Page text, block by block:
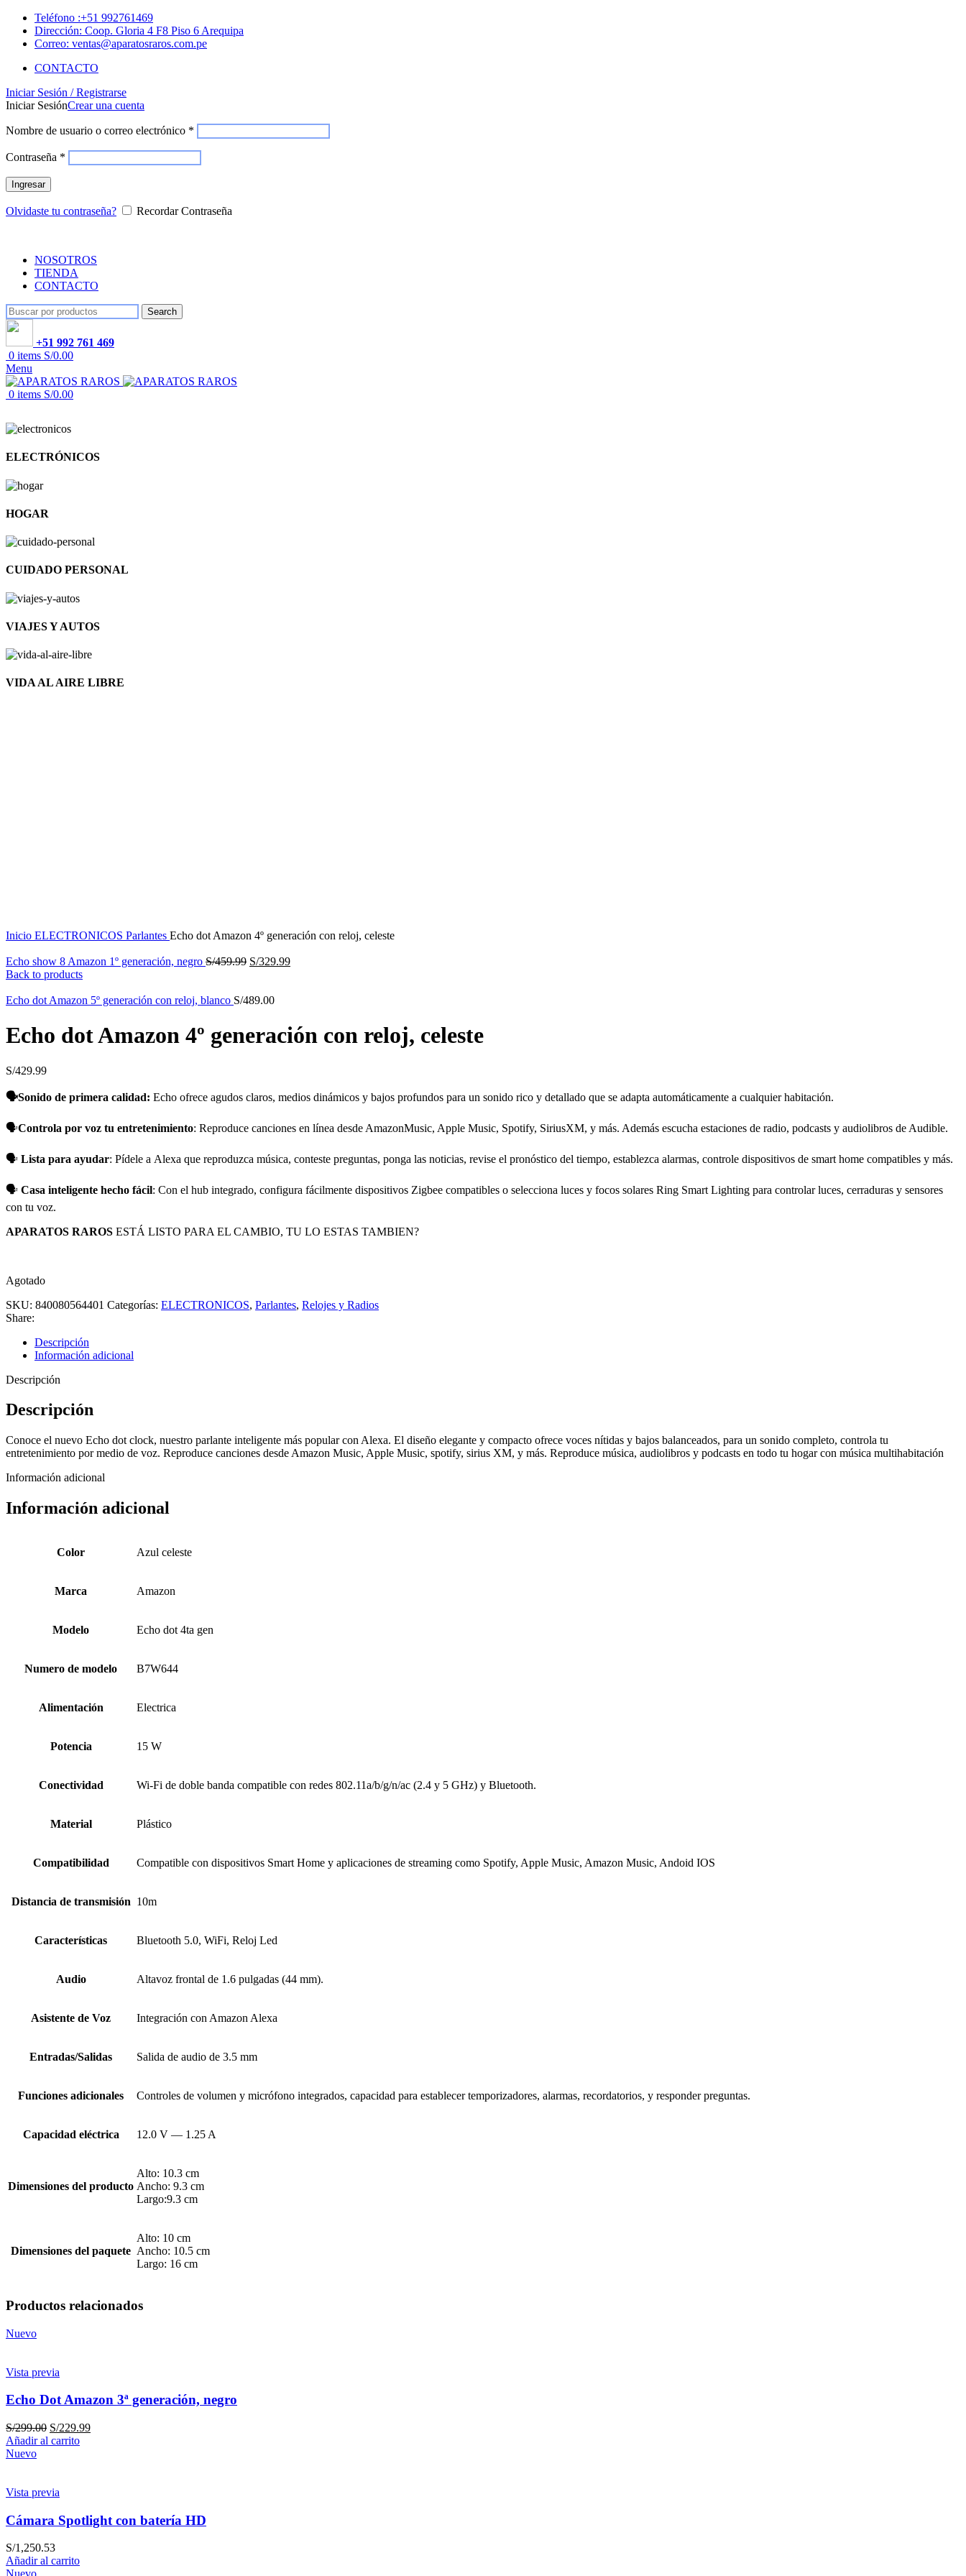
Teléfono :+51 992761469
Dirección: Coop. Gloria 4 F8 Piso 6 Arequipa
Correo: ventas@aparatosraros.com.pe
CONTACTO
Iniciar Sesión / Registrarse
Iniciar SesiónCrear una cuenta
Nombre de usuario o correo electrónico *
Contraseña *
Ingresar
Olvidaste tu contraseña? Recordar Contraseña
NOSOTROS
TIENDA
CONTACTO
Search
+51 992 761 469
0 items S/0.00
Menu
0 items S/0.00
ELECTRÓNICOS
HOGAR
CUIDADO PERSONAL
VIAJES Y AUTOS
VIDA AL AIRE LIBRE
Inicio ELECTRONICOS Parlantes Echo dot Amazon 4º generación con reloj, celeste
Echo show 8 Amazon 1º generación, negro S/459.99 S/329.99
Back to products
Echo dot Amazon 5º generación con reloj, blanco S/489.00
Echo dot Amazon 4º generación con reloj, celeste
S/429.99
🗣️Sonido de primera calidad: Echo ofrece agudos claros, medios dinámicos y bajos profundos para un sonido rico y detallado que se adapta automáticamente a cualquier habitación.
🗣️Controla por voz tu entretenimiento: Reproduce canciones en línea desde AmazonMusic, Apple Music, Spotify, SiriusXM, y más. Además escucha estaciones de radio, podcasts y audiolibros de Audible.
🗣️ Lista para ayudar: Pídele a Alexa que reproduzca música, conteste preguntas, ponga las noticias, revise el pronóstico del tiempo, establezca alarmas, controle dispositivos de smart home compatibles y más.
🗣️ Casa inteligente hecho fácil: Con el hub integrado, configura fácilmente dispositivos Zigbee compatibles o selecciona luces y focos solares Ring Smart Lighting para controlar luces, cerraduras y sensores
con tu voz.
APARATOS RAROS ESTÁ LISTO PARA EL CAMBIO, TU LO ESTAS TAMBIEN?
Agotado
SKU: 840080564401 Categorías: ELECTRONICOS, Parlantes, Relojes y Radios
Share:
Descripción
Información adicional
Descripción
Descripción
Conoce el nuevo Echo dot clock, nuestro parlante inteligente más popular con Alexa. El diseño elegante y compacto ofrece voces nítidas y bajos balanceados, para un sonido completo, controla tu
entretenimiento por medio de voz. Reproduce canciones desde Amazon Music, Apple Music, spotify, sirius XM, y más. Reproduce música, audiolibros y podcasts en todo tu hogar con música multihabitación
Información adicional
Información adicional
Color Azul celeste
Marca Amazon
Modelo Echo dot 4ta gen
Numero de modelo B7W644
Alimentación Electrica
Potencia 15 W
Conectividad Wi-Fi de doble banda compatible con redes 802.11a/b/g/n/ac (2.4 y 5 GHz) y Bluetooth.
Material Plástico
Compatibilidad Compatible con dispositivos Smart Home y aplicaciones de streaming como Spotify, Apple Music, Amazon Music, Andoid IOS
Distancia de transmisión 10m
Características Bluetooth 5.0, WiFi, Reloj Led
Audio Altavoz frontal de 1.6 pulgadas (44 mm).
Asistente de Voz Integración con Amazon Alexa
Entradas/Salidas Salida de audio de 3.5 mm
Funciones adicionales Controles de volumen y micrófono integrados, capacidad para establecer temporizadores, alarmas, recordatorios, y responder preguntas.
Capacidad eléctrica 12.0 V — 1.25 A
Dimensiones del producto
Alto: 10.3 cm
Ancho: 9.3 cm
Largo:9.3 cm
Dimensiones del paquete
Alto: 10 cm
Ancho: 10.5 cm
Largo: 16 cm
Productos relacionados
Nuevo
Vista previa
Echo Dot Amazon 3ª generación, negro
S/299.00 S/229.99
Añadir al carrito
Nuevo
Vista previa
Cámara Spotlight con batería HD
S/1,250.53
Añadir al carrito